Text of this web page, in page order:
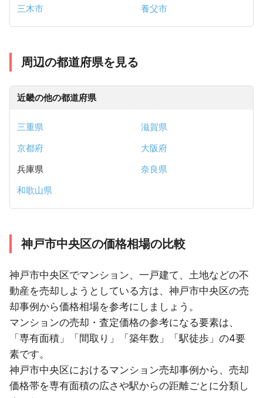
三木市
養父市
周辺の都道府県を見る
近畿の他の都道府県
三重県
滋賀県
京都府
大阪府
兵庫県
奈良県
和歌山県
神戸市中央区の価格相場の比較
神戸市中央区でマンション、一戸建て、土地などの不
動産を売却しようとしている方は、神戸市中央区の売
却事例から価格相場を参考にしましょう。
マンションの売却・査定価格の参考になる要素は、
「専有面積」「間取り」「築年数」「駅徒歩」の4要
素です。
神戸市中央区におけるマンション売却事例から、売却
価格帯を専有面積の広さや駅からの距離ごとに分類し